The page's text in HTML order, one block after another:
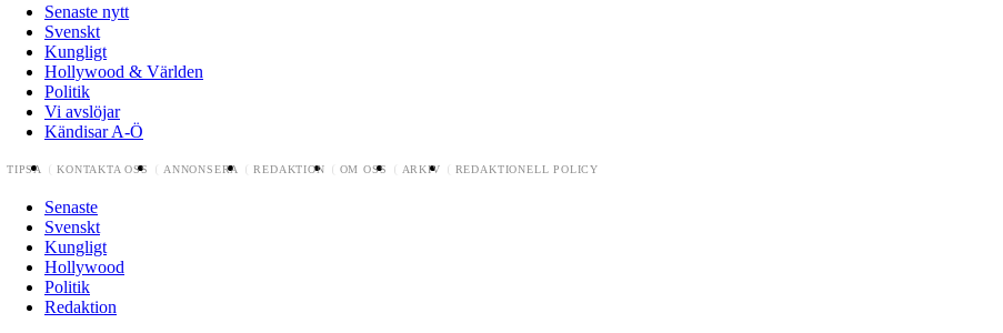
Senaste nytt
Svenskt
Kungligt
Hollywood & Världen
Politik
Vi avslöjar
Kändisar A-Ö
TIPSA KONTAKTA OSS ANNONSERA REDAKTION OM OSS ARKIV REDAKTIONELL POLICY
Senaste
Svenskt
Kungligt
Hollywood
Politik
Redaktion